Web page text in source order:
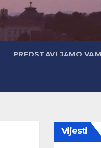
PREDSTAVLJAMO VAM
Vijesti